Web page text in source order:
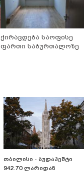
ქირავდება საოფისე
ფართი საბურთალოზე
თბილისი - ბუდაპეშტი
942.70 ლარიდან